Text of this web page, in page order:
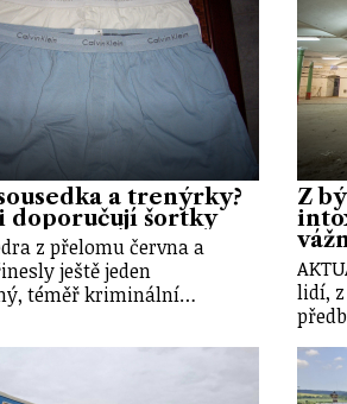
a trenýrky?
doporučují šortky
z přelomu června a
ještě jeden
téměř kriminální…
Z
lidí,